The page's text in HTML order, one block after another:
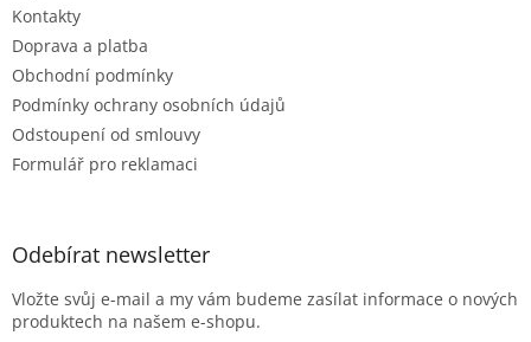
Kontakty
Doprava a platba
Obchodní podmínky
Podmínky ochrany osobních údajů
Odstoupení od smlouvy
Formulář pro reklamaci
Odebírat newsletter
Vložte svůj e-mail a my vám budeme zasílat informace o nových
produktech na našem e-shopu.